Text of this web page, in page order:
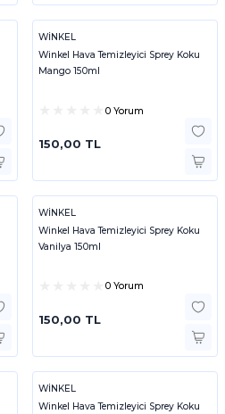
WİNKEL
Winkel Hava Temizleyici Sprey Koku
Mango 150ml
0 Yorum
150,00 TL
WİNKEL
Winkel Hava Temizleyici Sprey Koku
Vanilya 150ml
0 Yorum
150,00 TL
WİNKEL
Winkel Hava Temizleyici Sprey Koku